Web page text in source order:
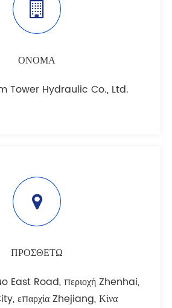
ΟΝΟΜΑ
Tower Hydraulic Co., Ltd.
ΠΡΟΣΘΕΤΩ
East Road, περιοχή Zhenhai,
επαρχία Zhejiang, Κίνα